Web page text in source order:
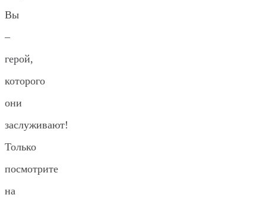
Вы
–
герой,
которого
они
заслуживают!
Только
посмотрите
на